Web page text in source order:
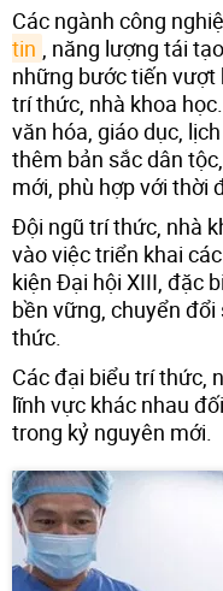
Các ngành công
tin
, năng lượng tái
những bước tiến vượt
trí thức, nhà khoa
văn hóa, giáo dục,
thêm bản sắc dân
mới, phù hợp với thời
Đội ngũ trí thức, nhà
vào việc triển khai
kiện Đại hội XIII, đặc
bền vững, chuyển
thức.
Các đại biểu trí thức,
lĩnh vực khác nhau
trong kỷ nguyên mới.